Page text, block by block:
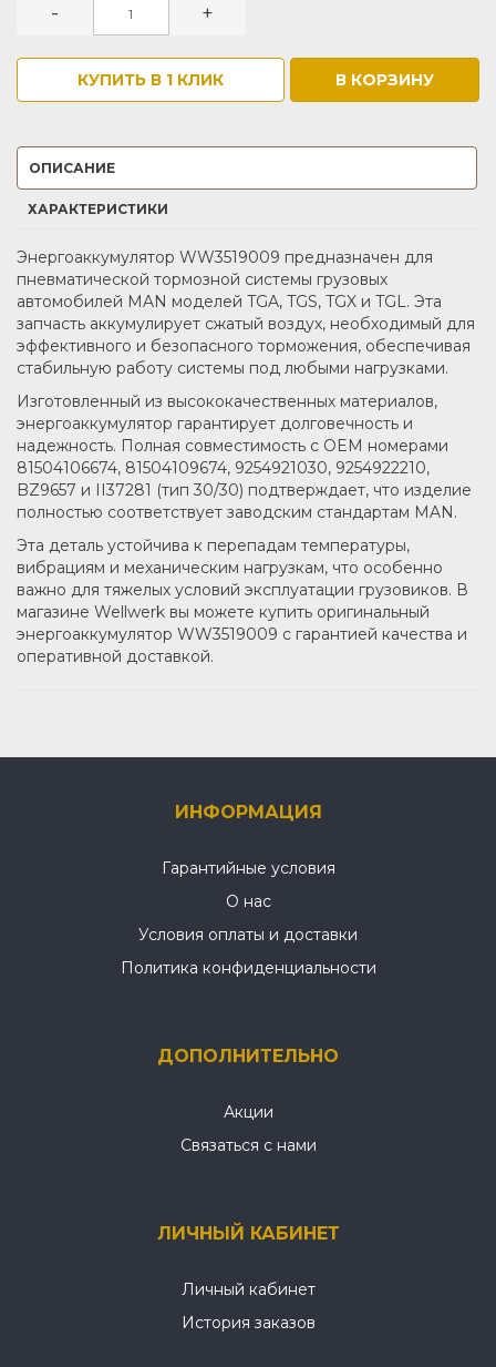
- +
КУПИТЬ В 1 КЛИК В КОРЗИНУ
ОПИСАНИЕ
ХАРАКТЕРИСТИКИ
Энергоаккумулятор WW3519009 предназначен для
пневматической тормозной системы грузовых
автомобилей MAN моделей TGA, TGS, TGX и TGL. Эта
запчасть аккумулирует сжатый воздух, необходимый для
эффективного и безопасного торможения, обеспечивая
стабильную работу системы под любыми нагрузками.
Изготовленный из высококачественных материалов,
энергоаккумулятор гарантирует долговечность и
надежность. Полная совместимость с OEM номерами
81504106674, 81504109674, 9254921030, 9254922210,
BZ9657 и II37281 (тип 30/30) подтверждает, что изделие
полностью соответствует заводским стандартам MAN.
Эта деталь устойчива к перепадам температуры,
вибрациям и механическим нагрузкам, что особенно
важно для тяжелых условий эксплуатации грузовиков. В
магазине Wellwerk вы можете купить оригинальный
энергоаккумулятор WW3519009 с гарантией качества и
оперативной доставкой.
ИНФОРМАЦИЯ
Гарантийные условия
О нас
Условия оплаты и доставки
Политика конфиденциальности
ДОПОЛНИТЕЛЬНО
Акции
Связаться с нами
ЛИЧНЫЙ КАБИНЕТ
Личный кабинет
История заказов